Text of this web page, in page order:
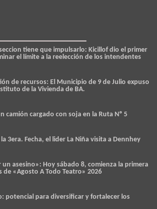
tiene que impulsarlo: Kicillof dio el primer
el límite a la reelección de los intendentes
de recursos: El Municipio de 9 de Julio expuso
de la Vivienda de BA.
camión cargado con soja en la Ruta Nº 5
3era. Fecha, el lider La Niña visita a Dennhey
un asesino»: Hoy sábado 8, comienza la primera
de «Agosto A Todo Teatro» 2026
potencial para diversificar y fortalecer los